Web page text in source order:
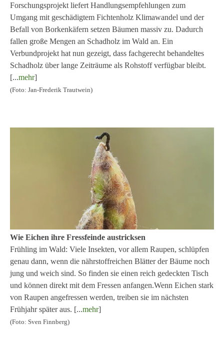
Forschungsprojekt liefert Handlungsempfehlungen zum
Umgang mit geschädigtem Fichtenholz Klimawandel und der
Befall von Borkenkäfern setzen Bäumen massiv zu. Dadurch
fallen große Mengen an Schadholz im Wald an. Ein
Verbundprojekt hat nun gezeigt, dass fachgerecht behandeltes
Schadholz über lange Zeiträume als Rohstoff verfügbar bleibt.
[...mehr]
(Foto: Jan-Frederik Trautwein)
Wie Eichen ihre Fressfeinde austricksen
Frühling im Wald: Viele Insekten, vor allem Raupen, schlüpfen
genau dann, wenn die nährstoffreichen Blätter der Bäume noch
jung und weich sind. So finden sie einen reich gedeckten Tisch
und können direkt mit dem Fressen anfangen.Wenn Eichen stark
von Raupen angefressen werden, treiben sie im nächsten
Frühjahr später aus. [...mehr]
(Foto: Sven Finnberg)